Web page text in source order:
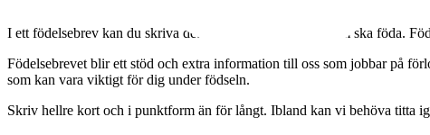
I ett födelsebrev kan du skriva det som är viktigt för dig som ska föda.
Födelsebrevet blir ett stöd och extra information till oss som jobbar på
som kan vara viktigt för dig under födseln.
Skriv hellre kort och i punktform än för långt. Ibland kan vi behöva titta